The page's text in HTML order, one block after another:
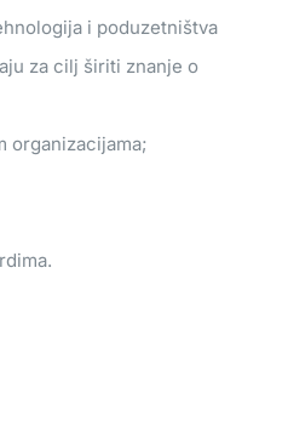
i poduzetništva
za cilj širiti znanje o
organizacijama;